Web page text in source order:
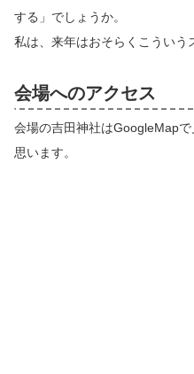
する」でしょうか。
私は、来年はおそらくこういう
会場へのアクセス
会場の吉田神社はGoogleMap
思います。